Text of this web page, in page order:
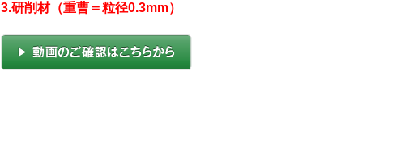
3.研削材（重曹＝粒径0.3mm）